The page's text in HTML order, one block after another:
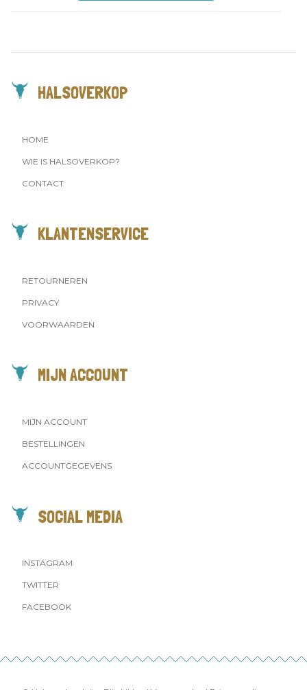
HALSOVERKOP
HOME
WIE IS HALSOVERKOP?
CONTACT
KLANTENSERVICE
RETOURNEREN
PRIVACY
VOORWAARDEN
MIJN ACCOUNT
MIJN ACCOUNT
BESTELLINGEN
ACCOUNTGEGEVENS
SOCIAL MEDIA
INSTAGRAM
TWITTER
FACEBOOK